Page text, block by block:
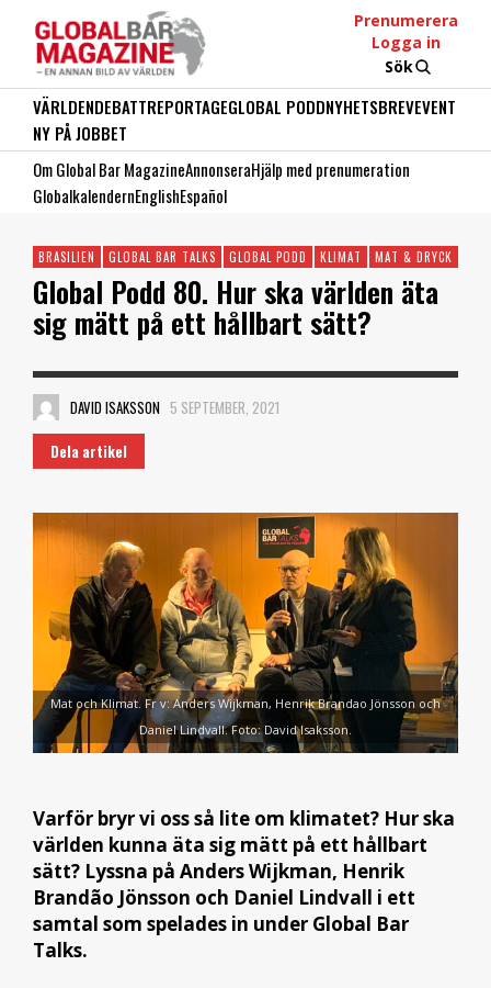
Prenumerera
Logga in
Sök
VÄRLDENDEBATTREPORTAGEGLOBAL PODDNYHETSBREVEVENT
NY PÅ JOBBET
Om Global Bar MagazineAnnonseraHjälp med prenumeration
GlobalkalendernEnglishEspañol
BRASILIEN GLOBAL BAR TALKS GLOBAL PODD KLIMAT MAT & DRYCK
Global Podd 80. Hur ska världen äta
sig mätt på ett hållbart sätt?
DAVID ISAKSSON 5 SEPTEMBER, 2021
Dela artikel
Mat och Klimat. Fr v: Anders Wijkman, Henrik Brandao Jönsson och
Daniel Lindvall. Foto: David Isaksson.
Varför bryr vi oss så lite om klimatet? Hur ska
världen kunna äta sig mätt på ett hållbart
sätt? Lyssna på Anders Wijkman, Henrik
Brandão Jönsson och Daniel Lindvall i ett
samtal som spelades in under Global Bar
Talks.